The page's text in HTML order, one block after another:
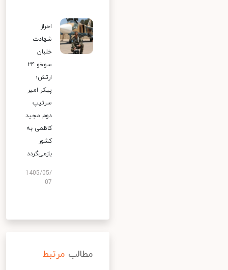
احراز
شهادت
خلبان
سوخو ۲۴
ارتش؛
پیکر امیر
سرتیپ
دوم مجید
کاظمی به
کشور
بازمی‌گردد
1405/05/
07
مطالب مرتبط